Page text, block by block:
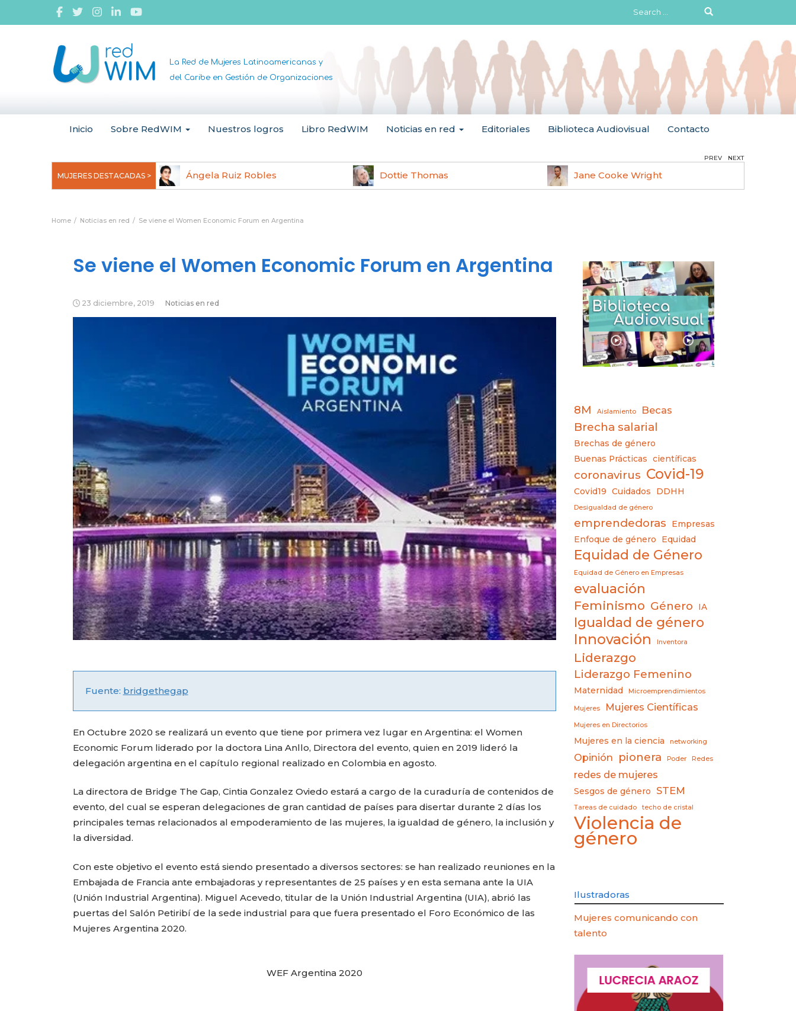
Search
for:
La Red de Mujeres Latinoamericanas y
del Caribe en Gestión de Organizaciones
Inicio Sobre RedWIM Nuestros logros Libro RedWIM Noticias en red Editoriales Biblioteca Audiovisual Contacto
MUJERES DESTACADAS >
Uchegbu, pionera en
Ángela Ruiz Robles Dottie Thomas Jane Cooke Wright
PREV NEXT
Home Noticias en red Se viene el Women Economic Forum en Argentina
Se viene el Women Economic Forum en Argentina
23 diciembre, 2019 Noticias en red
Fuente: bridgethegap
En Octubre 2020 se realizará un evento que tiene por primera vez lugar en Argentina: el Women
Economic Forum liderado por la doctora Lina Anllo, Directora del evento, quien en 2019 lideró la
delegación argentina en el capítulo regional realizado en Colombia en agosto.
La directora de Bridge The Gap, Cintia Gonzalez Oviedo estará a cargo de la curaduría de contenidos de
evento, del cual se esperan delegaciones de gran cantidad de países para disertar durante 2 días los
principales temas relacionados al empoderamiento de las mujeres, la igualdad de género, la inclusión y
la diversidad.
Con este objetivo el evento está siendo presentado a diversos sectores: se han realizado reuniones en la
Embajada de Francia ante embajadoras y representantes de 25 países y en esta semana ante la UIA
(Unión Industrial Argentina). Miguel Acevedo, titular de la Unión Industrial Argentina (UIA), abrió las
puertas del Salón Petiribí de la sede industrial para que fuera presentado el Foro Económico de las
Mujeres Argentina 2020.
WEF Argentina 2020
8M Aislamiento Becas
Brecha salarial
Brechas de género
Buenas Prácticas
científicas
coronavirus Covid-19
Covid19 Cuidados DDHH
Desigualdad de género
emprendedoras
Empresas
Enfoque de género
Equidad
Equidad de Género
Equidad de Género en Empresas
evaluación
Feminismo Género IA
Igualdad de género
Innovación Inventora
Liderazgo
Liderazgo Femenino
Maternidad Microemprendimientos
Mujeres Mujeres Científicas
Mujeres en Directorios
Mujeres en la ciencia networking
Opinión pionera Poder Redes
redes de mujeres
Sesgos de género STEM
Tareas de cuidado techo de cristal
Violencia de
género
Ilustradoras
Mujeres comunicando con
talento
CARLA PILLA LUCRECIA ARAOZ